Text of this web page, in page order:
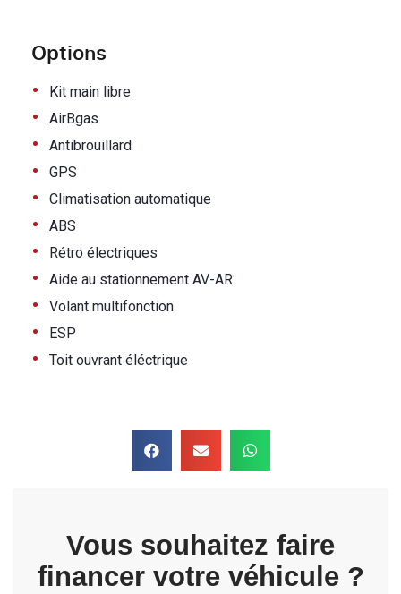
Options
• Kit main libre
• AirBgas
• Antibrouillard
• GPS
• Climatisation automatique
• ABS
• Rétro électriques
• Aide au stationnement AV-AR
• Volant multifonction
• ESP
• Toit ouvrant éléctrique
Vous souhaitez faire
financer votre véhicule ?